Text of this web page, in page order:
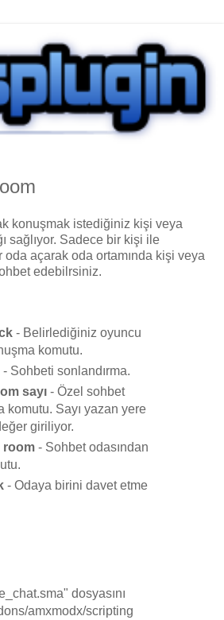
konuşmak istediğiniz kişi veya
sağlıyor. Sadece bir kişi ile
oda açarak oda ortamında kişi veya
edebilrsiniz.
- Belirlediğiniz oyuncu
komutu.
- Sohbeti sonlandırma.
sayı- Özel sohbet
komutu. Sayı yazan yere
giriliyor.
room- Sohbet odasından
- Odaya birini davet etme
dosyasını
amxmodx/scripting